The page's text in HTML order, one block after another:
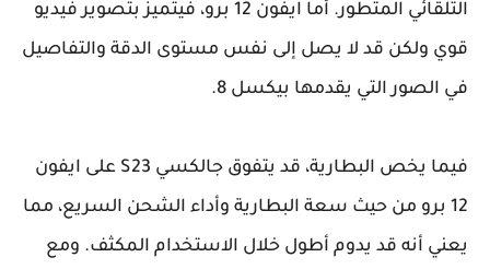
التلقائي المتطور. أما ايفون 12 برو، فيتميز بتصوير فيديو
قوي ولكن قد لا يصل إلى نفس مستوى الدقة والتفاصيل
في الصور التي يقدمها بيكسل 8.
فيما يخص البطارية، قد يتفوق جالكسي S23 على ايفون
12 برو من حيث سعة البطارية وأداء الشحن السريع، مما
يعني أنه قد يدوم أطول خلال الاستخدام المكثف. ومع